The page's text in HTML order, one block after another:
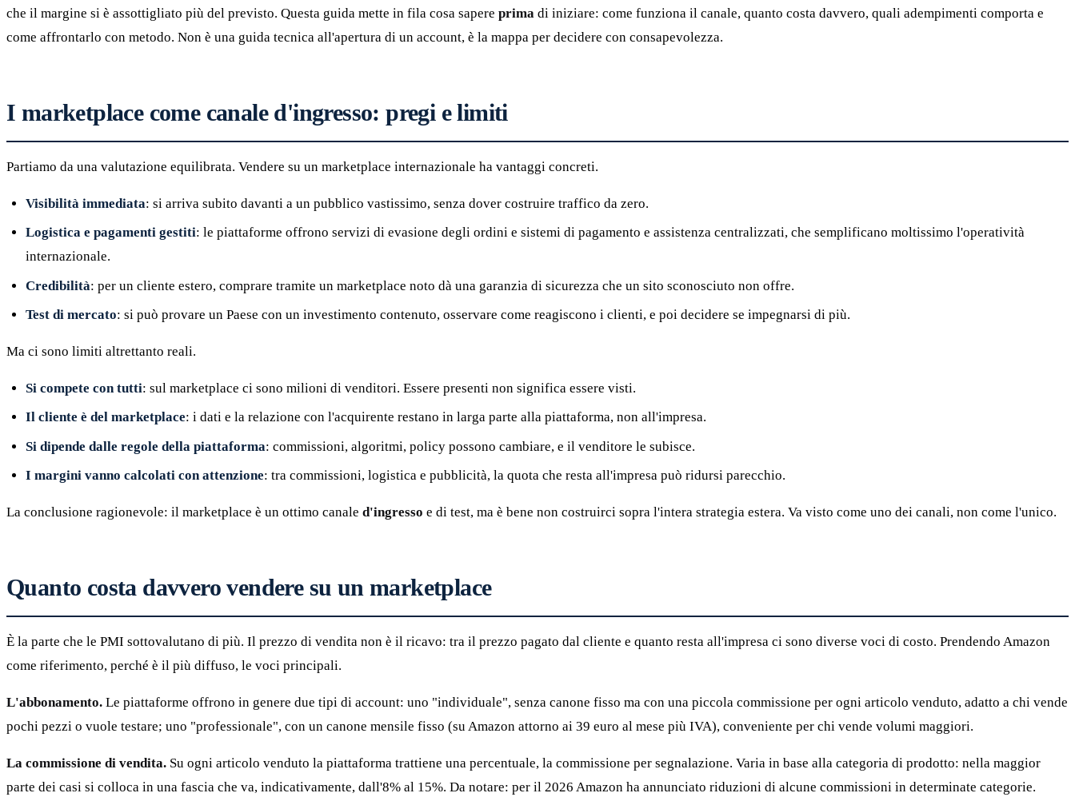
che il margine si è assottigliato più del previsto. Questa guida mette in fila cosa sapere prima di iniziare: come funziona il canale, quanto costa davvero, quali adempimenti comporta e
come affrontarlo con metodo. Non è una guida tecnica all'apertura di un account, è la mappa per decidere con consapevolezza.
I marketplace come canale d'ingresso: pregi e limiti
Partiamo da una valutazione equilibrata. Vendere su un marketplace internazionale ha vantaggi concreti.
Visibilità immediata: si arriva subito davanti a un pubblico vastissimo, senza dover costruire traffico da zero.
Logistica e pagamenti gestiti: le piattaforme offrono servizi di evasione degli ordini e sistemi di pagamento e assistenza centralizzati, che semplificano moltissimo l'operatività
internazionale.
Credibilità: per un cliente estero, comprare tramite un marketplace noto dà una garanzia di sicurezza che un sito sconosciuto non offre.
Test di mercato: si può provare un Paese con un investimento contenuto, osservare come reagiscono i clienti, e poi decidere se impegnarsi di più.
Ma ci sono limiti altrettanto reali.
Si compete con tutti: sul marketplace ci sono milioni di venditori. Essere presenti non significa essere visti.
Il cliente è del marketplace: i dati e la relazione con l'acquirente restano in larga parte alla piattaforma, non all'impresa.
Si dipende dalle regole della piattaforma: commissioni, algoritmi, policy possono cambiare, e il venditore le subisce.
I margini vanno calcolati con attenzione: tra commissioni, logistica e pubblicità, la quota che resta all'impresa può ridursi parecchio.
La conclusione ragionevole: il marketplace è un ottimo canale d'ingresso e di test, ma è bene non costruirci sopra l'intera strategia estera. Va visto come uno dei canali, non come l'unico.
Quanto costa davvero vendere su un marketplace
È la parte che le PMI sottovalutano di più. Il prezzo di vendita non è il ricavo: tra il prezzo pagato dal cliente e quanto resta all'impresa ci sono diverse voci di costo. Prendendo Amazon
come riferimento, perché è il più diffuso, le voci principali.
L'abbonamento. Le piattaforme offrono in genere due tipi di account: uno "individuale", senza canone fisso ma con una piccola commissione per ogni articolo venduto, adatto a chi vende
pochi pezzi o vuole testare; uno "professionale", con un canone mensile fisso (su Amazon attorno ai 39 euro al mese più IVA), conveniente per chi vende volumi maggiori.
La commissione di vendita. Su ogni articolo venduto la piattaforma trattiene una percentuale, la commissione per segnalazione. Varia in base alla categoria di prodotto: nella maggior
parte dei casi si colloca in una fascia che va, indicativamente, dall'8% al 15%. Da notare: per il 2026 Amazon ha annunciato riduzioni di alcune commissioni in determinate categorie.